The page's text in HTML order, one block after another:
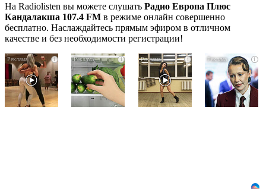
На Radiolisten вы можете слушать Радио Европа Плюс
Кандалакша 107.4 FM в режиме онлайн совершенно
бесплатно. Наслаждайтесь прямым эфиром в отличном
качестве и без необходимости регистрации!
i
Ролик
длится
пару
секунд,
но
i
Никогда
храните
огурцы
i
Ролик
Омска:
будете
i